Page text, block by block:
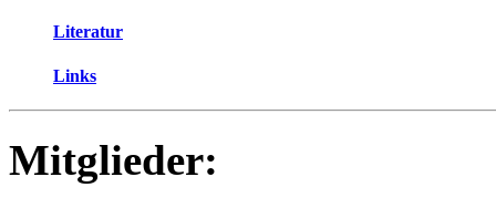
Literatur
Links
Mitglieder: